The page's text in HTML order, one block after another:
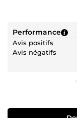
Performance
Avis positifs
Avis négatifs